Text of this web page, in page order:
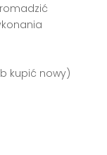
kupić nowy)